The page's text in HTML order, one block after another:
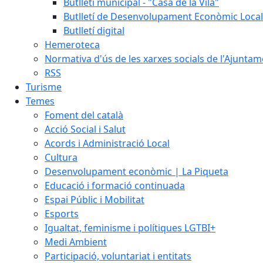
Butlletí de Desenvolupament Econòmic Local
Butlletí digital
Hemeroteca
Normativa d'ús de les xarxes socials de
RSS
Turisme
Temes
Foment del català
Acció Social i Salut
Acords i Administració Local
Cultura
Desenvolupament econòmic | La Piqueta
Educació i formació continuada
Espai Públic i Mobilitat
Esports
Igualtat, feminisme i polítiques LGTBI+
Medi Ambient
Participació, voluntariat i entitats